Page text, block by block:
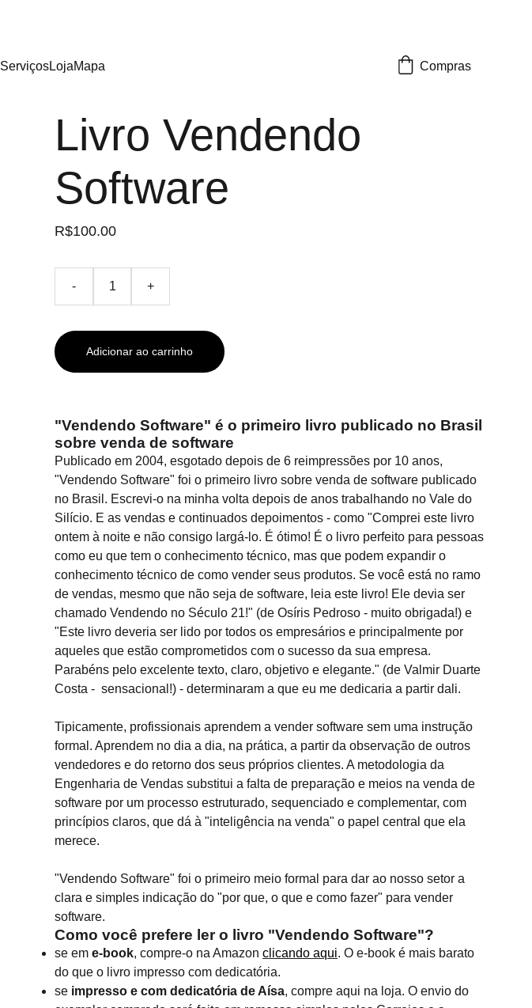
ServiçosLojaMapa Compras
Livro Vendendo
Software
R$100.00
- +
Adicionar ao carrinho
"Vendendo Software" é o primeiro livro publicado no Brasil
sobre venda de software
Publicado em 2004, esgotado depois de 6 reimpressões por 10 anos,
"Vendendo Software" foi o primeiro livro sobre venda de software publicado
no Brasil. Escrevi-o na minha volta depois de anos trabalhando no Vale do
Silício. E as vendas e continuados depoimentos - como "Comprei este livro
ontem à noite e não consigo largá-lo. É ótimo! É o livro perfeito para pessoas
como eu que tem o conhecimento técnico, mas que podem expandir o
conhecimento técnico de como vender seus produtos. Se você está no ramo
de vendas, mesmo que não seja de software, leia este livro! Ele devia ser
chamado Vendendo no Século 21!" (de Osíris Pedroso - muito obrigada!) e
"Este livro deveria ser lido por todos os empresários e principalmente por
aqueles que estão comprometidos com o sucesso da sua empresa.
Parabéns pelo excelente texto, claro, objetivo e elegante." (de Valmir Duarte
Costa - sensacional!) - determinaram a que eu me dedicaria a partir dali.
Tipicamente, profissionais aprendem a vender software sem uma instrução
formal. Aprendem no dia a dia, na prática, a partir da observação de outros
vendedores e do retorno dos seus próprios clientes. A metodologia da
Engenharia de Vendas substitui a falta de preparação e meios na venda de
software por um processo estruturado, sequenciado e complementar, com
princípios claros, que dá à "inteligência na venda" o papel central que ela
merece.
"Vendendo Software" foi o primeiro meio formal para dar ao nosso setor a
clara e simples indicação do "por que, o que e como fazer" para vender
software.
Como você prefere ler o livro "Vendendo Software"?
se em e-book, compre-o na Amazon clicando aqui. O e-book é mais barato
do que o livro impresso com dedicatória.
se impresso e com dedicatória de Aísa, compre aqui na loja. O envio do